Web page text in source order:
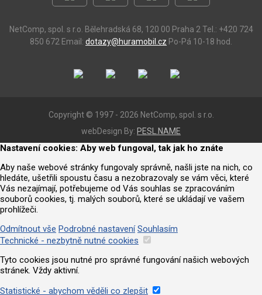
NetComp, spol. s r.o. Bělehradská 68, 120 00 Praha 2 Tel.: +420 724
850 672 Email: dotazy@huramobil.cz Po-Pá 10-18 hod.
Copyright © 1997 - 2026 NetComp, spol. s r.o.
webDesign By: PESL.NAME
Nastavení cookies: Aby web fungoval, tak jak ho znáte
Aby naše webové stránky fungovaly správně, našli jste na nich, co
hledáte, ušetřili spoustu času a nezobrazovaly se vám věci, které
Vás nezajímají, potřebujeme od Vás souhlas se zpracováním
souborů cookies, tj. malých souborů, které se ukládají ve vašem
prohlížeči.
Odmítnout vše Podrobné nastavení Souhlasím
Technické - nezbytně nutné cookies
Tyto cookies jsou nutné pro správné fungování našich webových
stránek. Vždy aktivní.
Statistické - abychom věděli co zlepšit